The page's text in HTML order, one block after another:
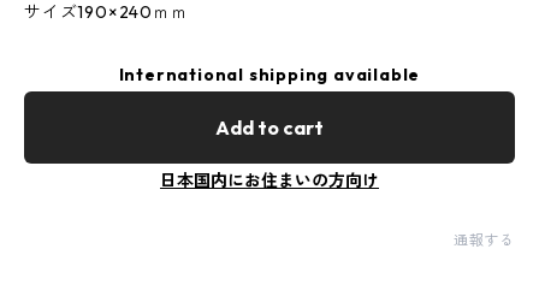
サイズ190×240ｍｍ
International shipping available
Add to cart
日本国内にお住まいの方向け
通報する